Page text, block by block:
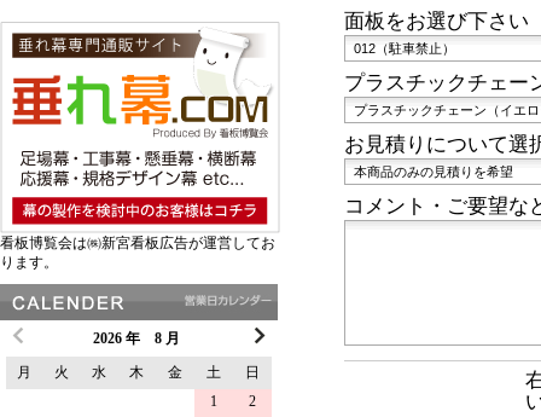
面板をお選び下さい
プラスチックチェー
お見積りについて選
コメント・ご要望な
看板博覧会は㈱新宮看板広告が運営してお
ります。
2026 年 8 月
月
火 水 木 金 土
日
1
2